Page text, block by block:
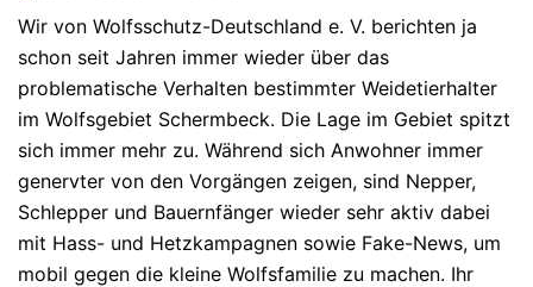
Wir von Wolfsschutz-Deutschland e. V. berichten ja
schon seit Jahren immer wieder über das
problematische Verhalten bestimmter Weidetierhalter
im Wolfsgebiet Schermbeck. Die Lage im Gebiet spitzt
sich immer mehr zu. Während sich Anwohner immer
genervter von den Vorgängen zeigen, sind Nepper,
Schlepper und Bauernfänger wieder sehr aktiv dabei
mit Hass- und Hetzkampagnen sowie Fake-News, um
mobil gegen die kleine Wolfsfamilie zu machen. Ihr